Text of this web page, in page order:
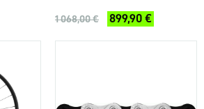
1 068,00 € 899,90 €